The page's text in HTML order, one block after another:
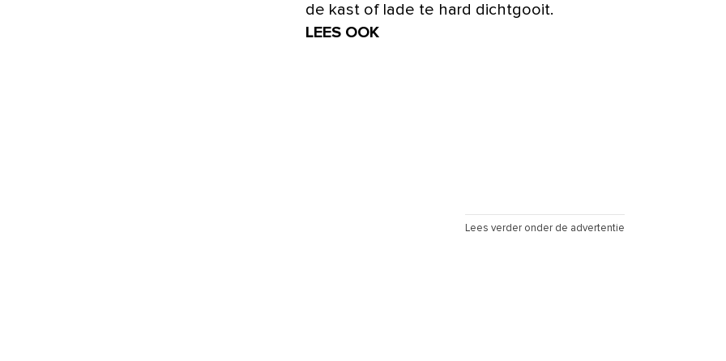
de kast of lade te hard dichtgooit.
LEES OOK
Lees verder onder de advertentie